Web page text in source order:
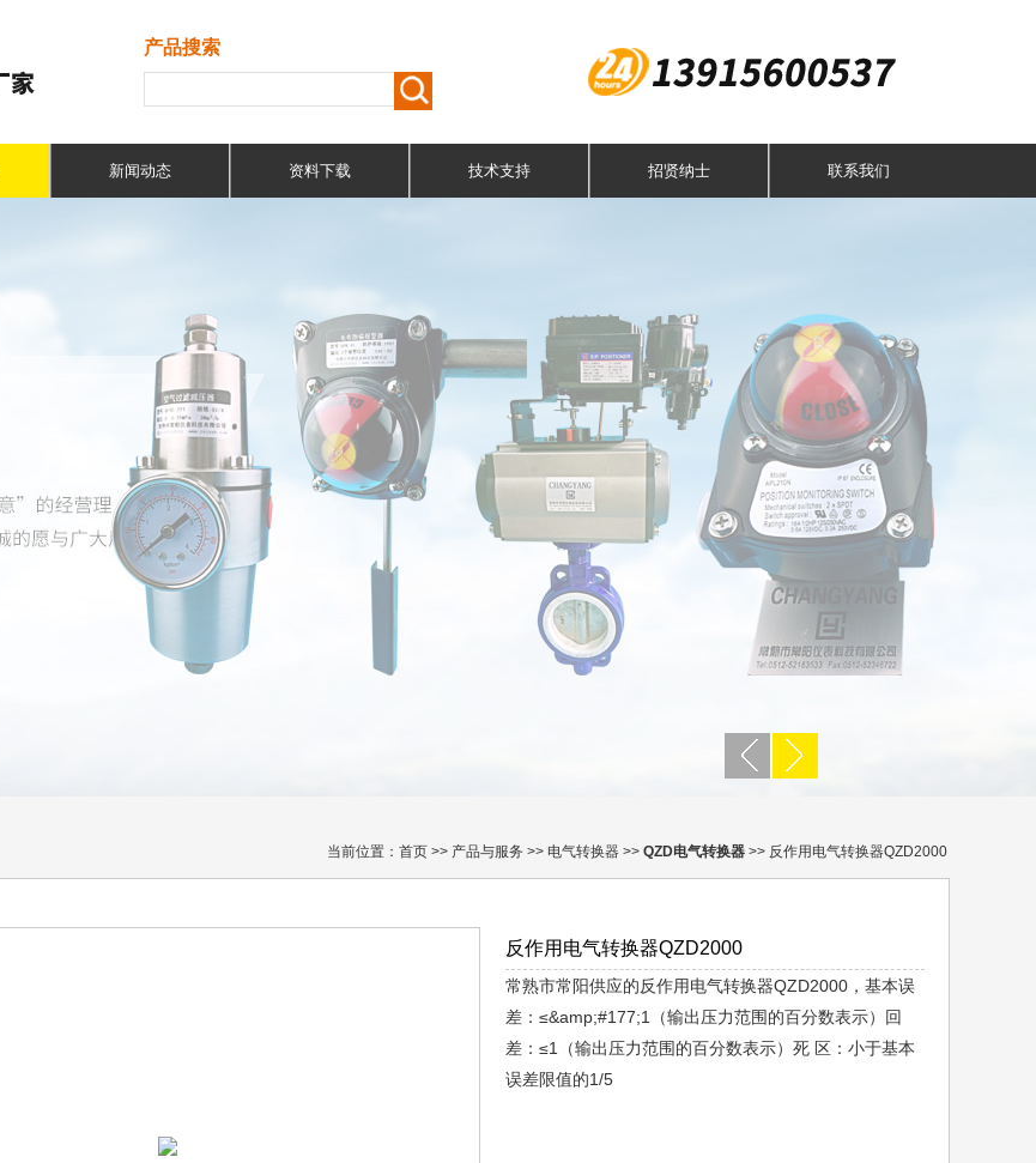
产品搜索
新闻动态 资料下载 技术支持 招贤纳士 联系我们
当前位置： 首页 >> 产品与服务 >> 电气转换器 >> QZD电气转换器 >> 反作用电气转换器QZD2000
反作用电气转换器QZD2000
常熟市常阳供应的反作用电气转换器QZD2000，基本误
差：≤&amp;#177;1（输出压力范围的百分数表示）回
差：≤1（输出压力范围的百分数表示）死 区：小于基本
误差限值的1/5